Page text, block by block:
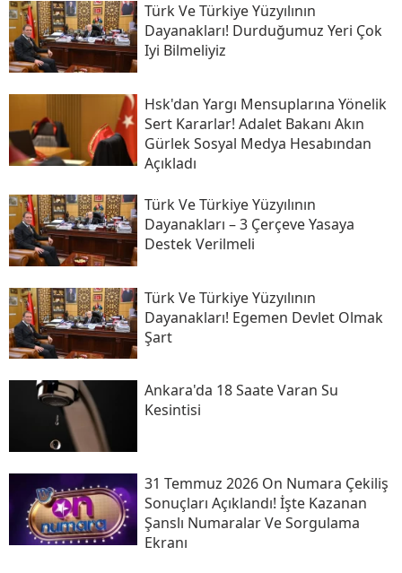
Türk Ve Türkiye Yüzyılının
Dayanakları! Durduğumuz Yeri Çok
Iyi Bilmeliyiz
Hsk'dan Yargı Mensuplarına Yönelik
Sert Kararlar! Adalet Bakanı Akın
Gürlek Sosyal Medya Hesabından
Açıkladı
Türk Ve Türkiye Yüzyılının
Dayanakları – 3 Çerçeve Yasaya
Destek Verilmeli
Türk Ve Türkiye Yüzyılının
Dayanakları! Egemen Devlet Olmak
Şart
Ankara'da 18 Saate Varan Su
Kesintisi
31 Temmuz 2026 On Numara Çekiliş
Sonuçları Açıklandı! İşte Kazanan
Şanslı Numaralar Ve Sorgulama
Ekranı